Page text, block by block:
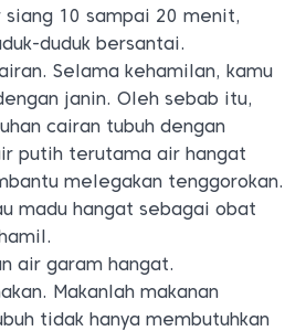
10 sampai 20 menit,
duduk bersantai.
Selama kehamilan, kamu
janin. Oleh sebab itu,
cairan tubuh dengan
putih terutama air hangat
melegakan tenggorokan.
madu hangat sebagai obat
air garam hangat.
Makanlah makanan
tidak hanya membutuhkan